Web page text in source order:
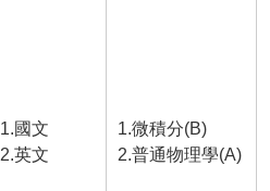
1.國文
2.英文
1.微積分(B)
2.普通物理學(A)